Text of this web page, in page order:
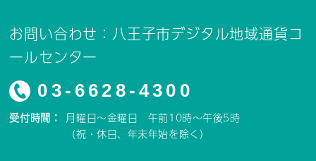
お問い合わせ：八王子市デジタル地域通貨コ
ールセンター
03-6628-4300
受付時間： 月曜日～金曜日 午前10時～午後5時
（祝・休日、年末年始を除く）